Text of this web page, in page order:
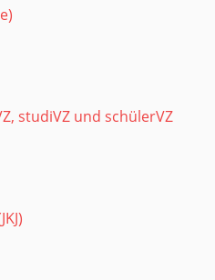
studiVZ und schülerVZ